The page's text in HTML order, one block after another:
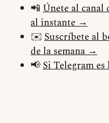
📲 Únete al canal
al instante →
✉️ Suscríbete al
de la semana →
📢Si Telegram